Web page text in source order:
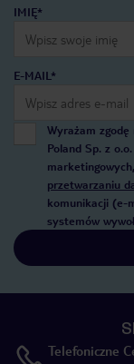
IMIĘ*
E-MAIL*
Wyrażam
Poland Sp. z
przetwarzaniu
komunikacji (e-
systemów
Telefoniczne